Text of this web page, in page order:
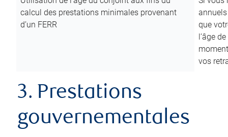
calcul des prestations minimales provenant
d’un FERR
que
l’âge
vos
3. Prestations
gouvernementales